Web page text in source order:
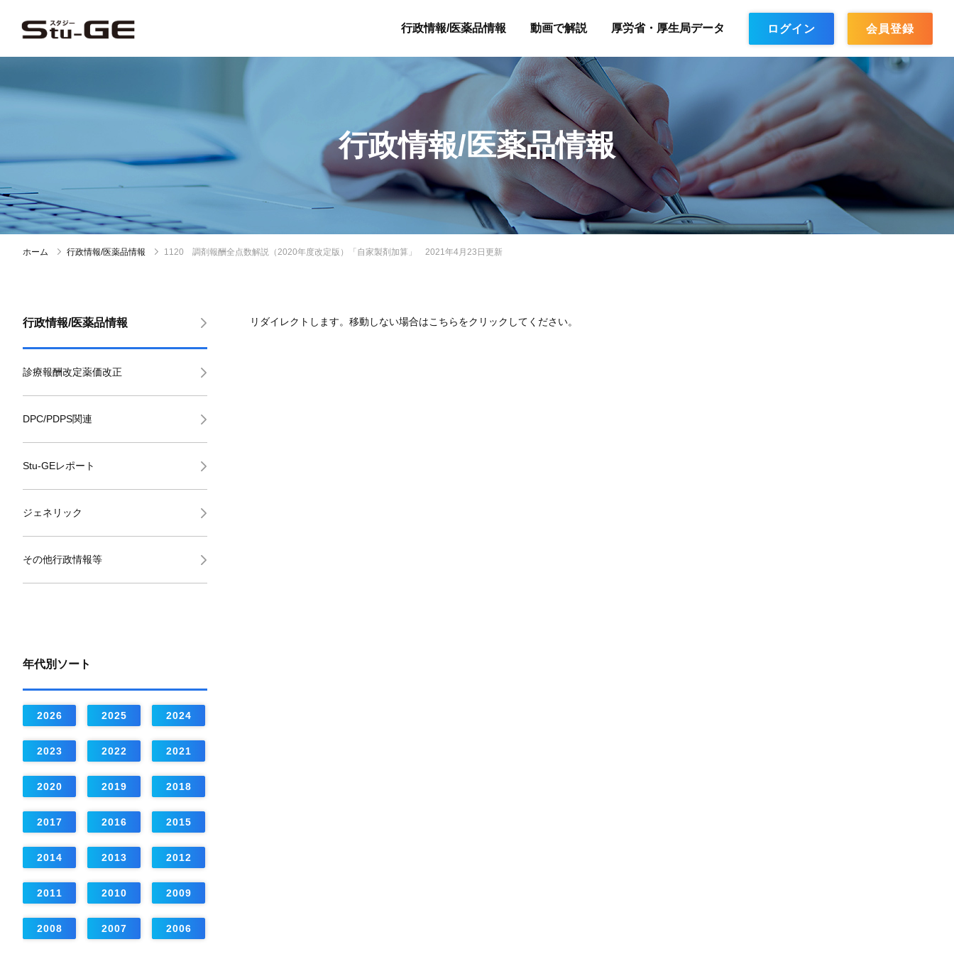
行政情報/医薬品情報 動画で解説 厚労省・厚生局データ ログイン 会員登録
行政情報/医薬品情報
ホーム 行政情報/医薬品情報 1120 調剤報酬全点数解説（2020年度改定版）「自家製剤加算」 2021年4月23日更新
リダイレクトします。移動しない場合はこちらをクリックしてください。
行政情報/医薬品情報
診療報酬改定薬価改正
DPC/PDPS関連
Stu-GEレポート
ジェネリック
その他行政情報等
年代別ソート
2026 2025 2024
2023 2022 2021
2020 2019 2018
2017 2016 2015
2014 2013 2012
2011 2010 2009
2008 2007 2006